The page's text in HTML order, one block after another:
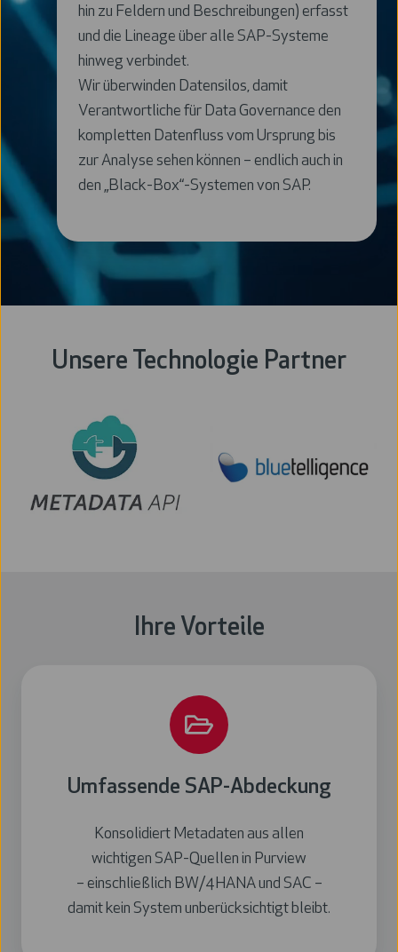
hin zu Feldern und Beschreibungen) erfasst
und die Lineage über alle SAP-Systeme
hinweg verbindet.
Wir überwinden Datensilos, damit
Verantwortliche für Data Governance den
kompletten Datenfluss vom Ursprung bis
zur Analyse sehen können – endlich auch in
den „Black-Box“-Systemen von SAP.
Unsere Technologie Partner
Ihre Vorteile
Umfassende SAP-Abdeckung
Konsolidiert Metadaten aus allen
wichtigen SAP-Quellen in Purview
– einschließlich BW/4HANA und SAC –
damit kein System unberücksichtigt bleibt.